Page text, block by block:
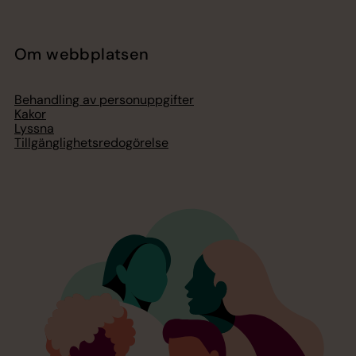
Om webbplatsen
Behandling av personuppgifter
Kakor
Lyssna
Tillgänglighetsredogörelse